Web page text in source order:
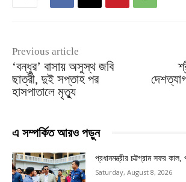
Previous article
‘বন্ধুর’ বাসায় অসুস্থ জবি
ছাত্রী, দুই সপ্তাহ পর
হাসপাতালে মৃত্যু
এ সম্পর্কিত আরও পড়ুন
প্রধানমন্ত্রীর চট্টগ্রাম সফর
Saturday, August 8, 2026